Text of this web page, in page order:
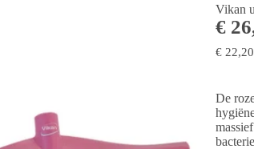
Vikan
€
€ 22,20
De